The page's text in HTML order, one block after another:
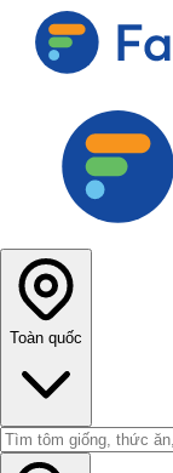
Toàn quốc